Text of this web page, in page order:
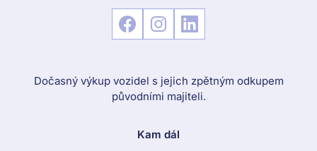
Dočasný výkup vozidel s jejich zpětným odkupem
původními majiteli.
Kam dál